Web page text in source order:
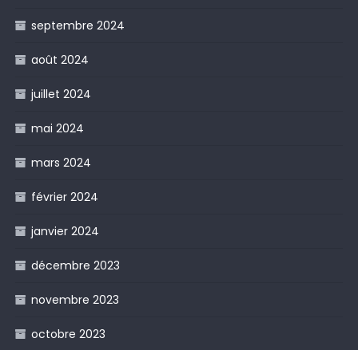
septembre 2024
août 2024
juillet 2024
mai 2024
mars 2024
février 2024
janvier 2024
décembre 2023
novembre 2023
octobre 2023